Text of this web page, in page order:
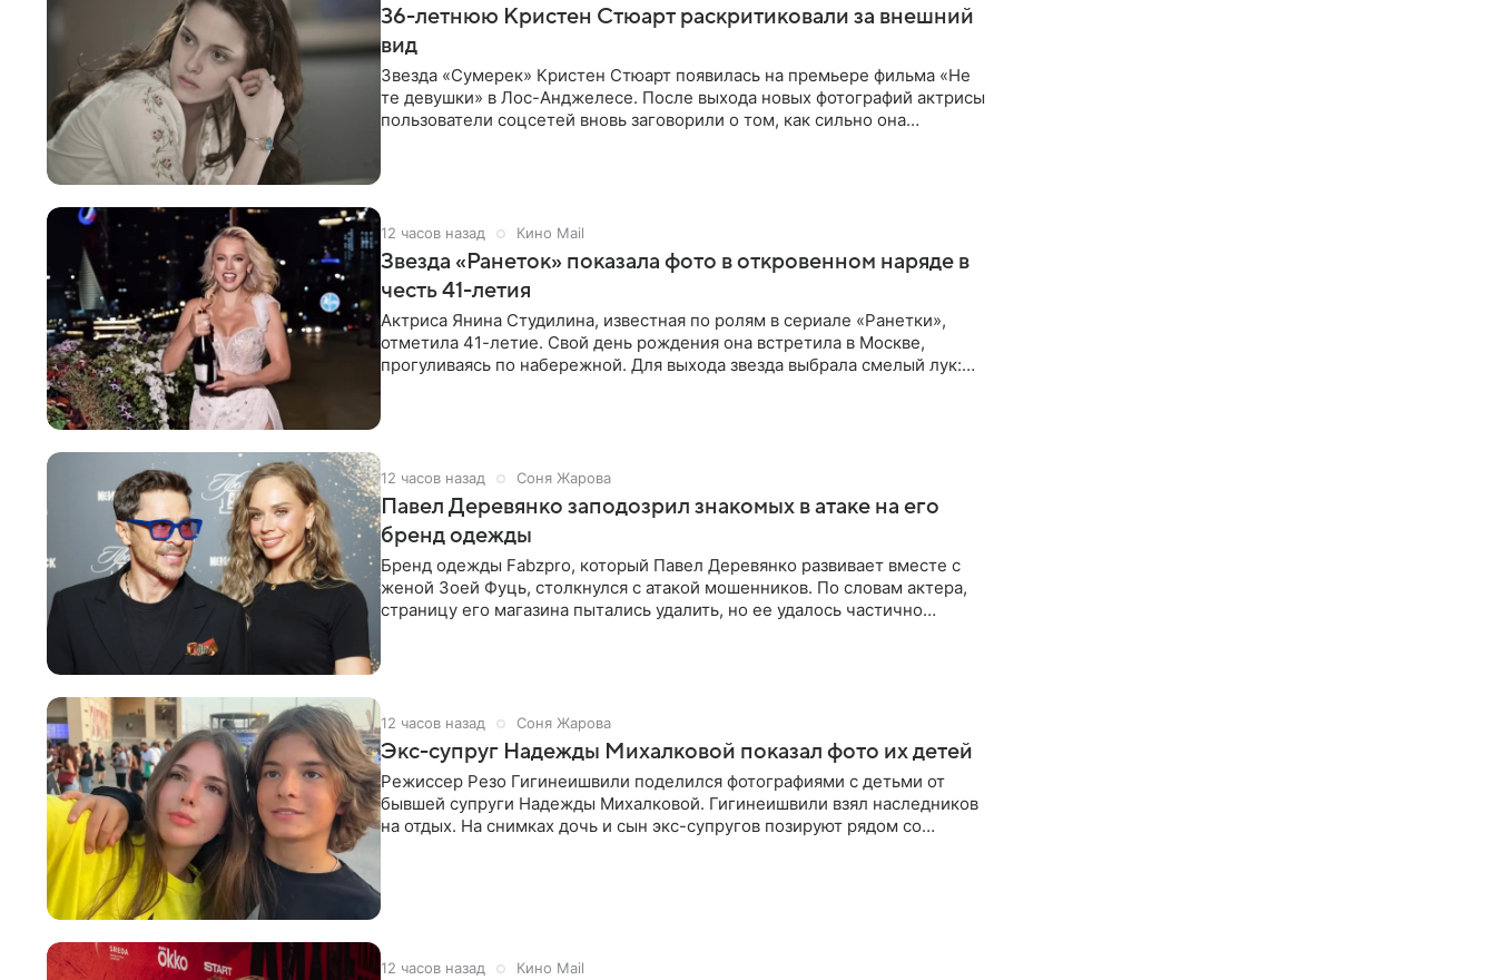
36-летнюю Кристен Стюарт раскритиковали за внешний
вид
Звезда «Сумерек» Кристен Стюарт появилась на премьере фильма «Не
те девушки» в Лос-Анджелесе. После выхода новых фотографий актрисы
пользователи соцсетей вновь заговорили о том, как сильно она
12 часов назад Кино Mail
Звезда «Ранеток» показала фото в откровенном наряде в
честь 41-летия
Актриса Янина Студилина, известная по ролям в сериале «Ранетки»,
отметила 41-летие. Свой день рождения она встретила в Москве,
прогуливаясь по набережной. Для выхода звезда выбрала смелый лук:
12 часов назад Соня Жарова
Павел Деревянко заподозрил знакомых в атаке на его
бренд одежды
Бренд одежды Fabzpro, который Павел Деревянко развивает вместе с
женой Зоей Фуць, столкнулся с атакой мошенников. По словам актера,
страницу его магазина пытались удалить, но ее удалось частично
12 часов назад Соня Жарова
Экс-супруг Надежды Михалковой показал фото их детей
Режиссер Резо Гигинеишвили поделился фотографиями с детьми от
бывшей супруги Надежды Михалковой. Гигинеишвили взял наследников
на отдых. На снимках дочь и сын экс-супругов позируют рядом со
12 часов назад Кино Mail